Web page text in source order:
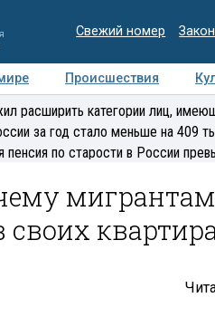
Свежий номер
Происшествия
Медиацентр Интервью
расширить категории лиц,
за год стало меньше на 409
по старости в России